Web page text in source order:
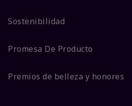
Sostenibilidad
Promesa De Producto
Premios de belleza y honores